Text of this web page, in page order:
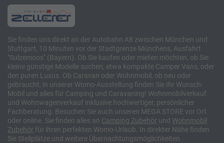
Sie finden uns direkt an der Autobahn A8 zwischen München und
Stuttgart, 10 Minuten vor der Stadtgrenze Münchens, Ausfahrt
"Sulzemoos" (Bayern). Ob Sie kaufen oder mieten möchten, ob Sie
kleine günstige Modelle suchen, etwa kompakte Camper Vans, oder
den puren Luxus. Ob Caravan oder Wohnmobil, ob neu oder
gebraucht, in unserer Womo-Ausstellung finden Sie Ihr Wunsch-
Mobil und alles für Camping und Caravaning! Wohnmobilverkauf
und Wohnwagenverkauf inklusive hochwertiger, persönlicher
Fachberatung. Besuchen Sie auch unseren MEGA STORE vor Ort
oder online. Sie finden alles an Camping Zubehör und Wohnmobil
Zubehör für ihren perfekten Womo-Urlaub. In direkter Nähe finden
Sie Stellplätze und weitere Übernachtungsmöglichkeiten.